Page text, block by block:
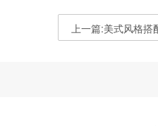
上一篇:美式风格搭